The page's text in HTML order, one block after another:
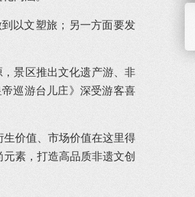
以文塑旅；另一方面要发
景区推出文化遗产游、非
巡游台儿庄》深受游客喜
价值、市场价值在这里得
素，打造高品质非遗文创